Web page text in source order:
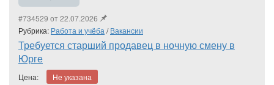
#734529 от 22.07.2026
Рубрика: Работа и учёба /Вакансии
Требуется старший продавец в ночную смену в
Юрге
Цена: Не указана